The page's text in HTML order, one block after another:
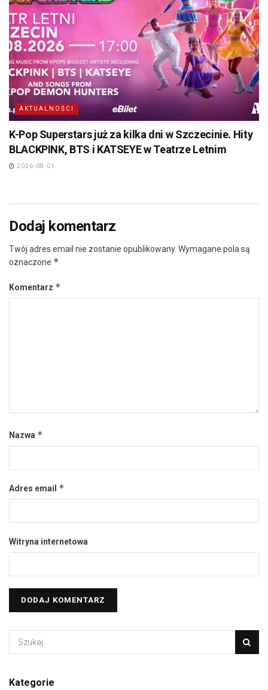
AKTUALNOŚCI
K-Pop Superstars już za kilka dni w Szczecinie. Hity
BLACKPINK, BTS i KATSEYE w Teatrze Letnim
2026-08-01
Dodaj komentarz
Twój adres email nie zostanie opublikowany. Wymagane pola są
oznaczone *
Komentarz *
Nazwa *
Adres email *
Witryna internetowa
Kategorie